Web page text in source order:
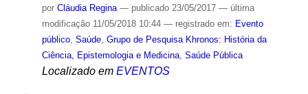
por Cláudia Regina — publicado23/05/2017 — última
modificação11/05/2018 10:44 — registrado em: Evento
público, Saúde, Grupo de Pesquisa Khronos: História da
Ciência, Epistemologia e Medicina, Saúde Pública
Localizado em EVENTOS